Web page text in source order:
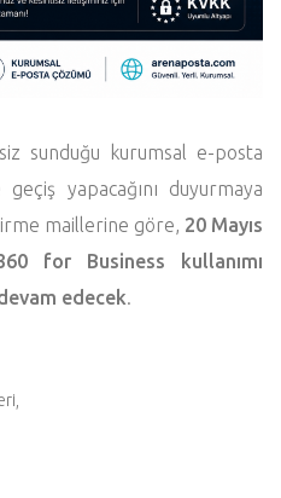
sunduğu kurumsal e-posta
yapacağını duyurmaya
maillerine göre, 20 Mayıs
for Business kullanımı
edecek.